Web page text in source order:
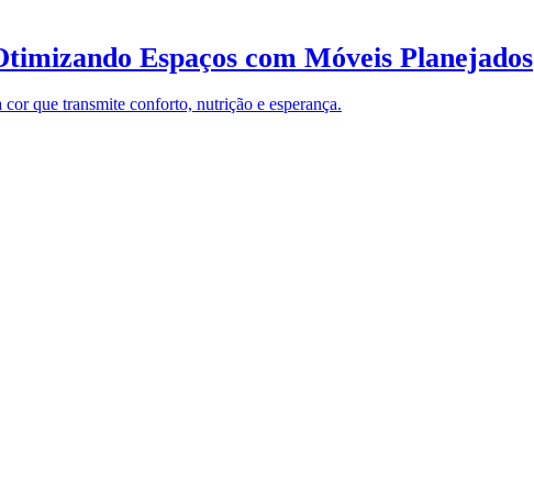
Espaços com Móveis Planejados
que transmite conforto, nutrição e esperança.